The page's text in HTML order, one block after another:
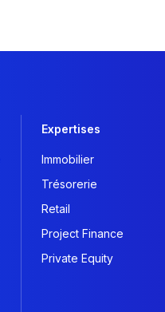
Expertises
Immobilier
Trésorerie
Retail
Project Finance
Private Equity